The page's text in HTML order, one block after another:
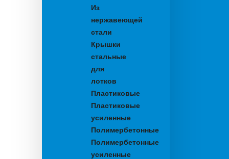
Из
нержавеющей
стали
Крышки
стальные
для
лотков
Пластиковые
Пластиковые
усиленные
Полимербетонные
Полимербетонные
усиленные